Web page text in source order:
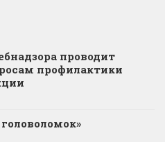
проводит
профилактики